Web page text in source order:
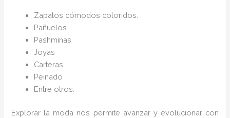
Zapatos cómodos coloridos.
Pañuelos
Pashminas
Joyas
Carteras
Peinado
Entre otros.
Explorar la moda nos permite avanzar y evolucionar con